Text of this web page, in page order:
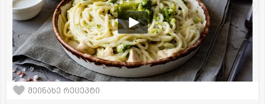
შეინახე რეცეპტი